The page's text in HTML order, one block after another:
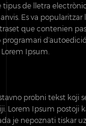
tipus de lletra
Es va popularitzar
que contenien
Ipsum.
probni tekst koji
Lorem Ipsum postoji
je nepoznati tiskar